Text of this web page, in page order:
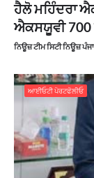
ਹੈਲੋ ਮਹਿੰਦਰਾ
ਐਕਸਯੂਵੀ 700
ਨਿਊਜ਼ ਟੀਮ ਸਿਟੀ ਨਿਊਜ਼
ਆਈਓਟੀ ਪੋਰਟਫੋਲੀਓ